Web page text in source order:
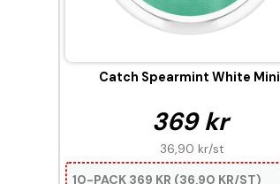
Catch Spearmint White Mini
369 kr
36,90 kr/st